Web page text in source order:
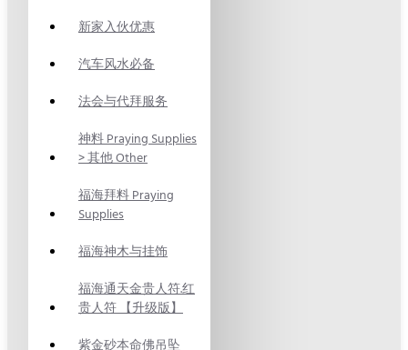
新家入伙优惠
汽车风水必备
法会与代拜服务
神料 Praying Supplies
> 其他 Other
福海拜料 Praying
Supplies
福海神木与挂饰
福海通天金贵人符.红
贵人符 【升级版】
紫金砂本命佛吊坠